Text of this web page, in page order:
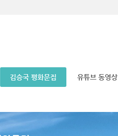
김승국 평화문집 유튜브 동영상